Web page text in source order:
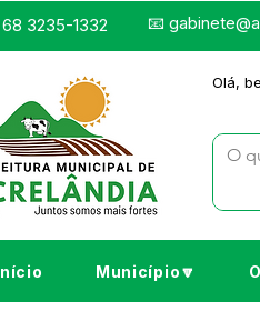
3235-1332 📧
Olá,
Município🔽